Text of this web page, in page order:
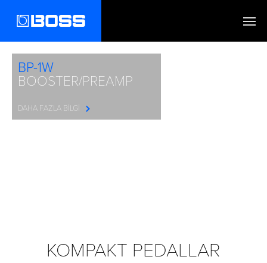
BP-1W
BOOSTER/PREAMP
DAHA FAZLA BILGI
KOMPAKT PEDALLAR